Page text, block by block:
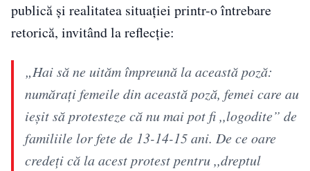
publică și realitatea situației printr-o întrebare
retorică, invitând la reflecție:
„Hai să ne uităm împreună la această poză:
număraţi femeile din această poză, femei care au
ieşit să protesteze că nu mai pot fi ,,logodite” de
familiile lor fete de 13-14-15 ani. De ce oare
credeţi că la acest protest pentru ,,dreptul